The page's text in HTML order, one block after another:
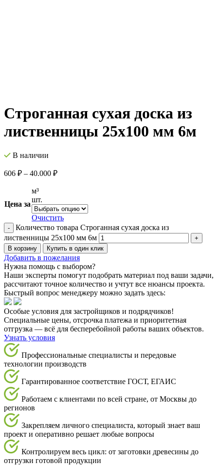
Строганная сухая доска из
лиственницы 25х100 мм 6м
В наличии
606 ₽ – 40.000 ₽
Цена за
м³
шт.
Очистить
Количество товара Строганная сухая доска из
лиственницы 25х100 мм 6м
В корзину Купить в один клик
Добавить в пожелания
Нужна помощь с выбором?
Наши эксперты помогут подобрать материал под ваши задачи,
рассчитают точное количество и учтут все нюансы проекта.
Быстрый вопрос менеджеру можно задать здесь:
Особые условия для застройщиков и подрядчиков!
Специальные цены, отсрочка платежа и приоритетная
отгрузка — всё для бесперебойной работы ваших объектов.
Узнать условия
Профессиональные специалисты и передовые
технологии производств
Гарантированное соответствие ГОСТ, ЕГАИС
Работаем с клиентами по всей стране, от Москвы до
регионов
Закрепляем личного специалиста, который знает ваш
проект и оперативно решает любые вопросы
Контролируем весь цикл: от заготовки древесины до
отгрузки готовой продукции